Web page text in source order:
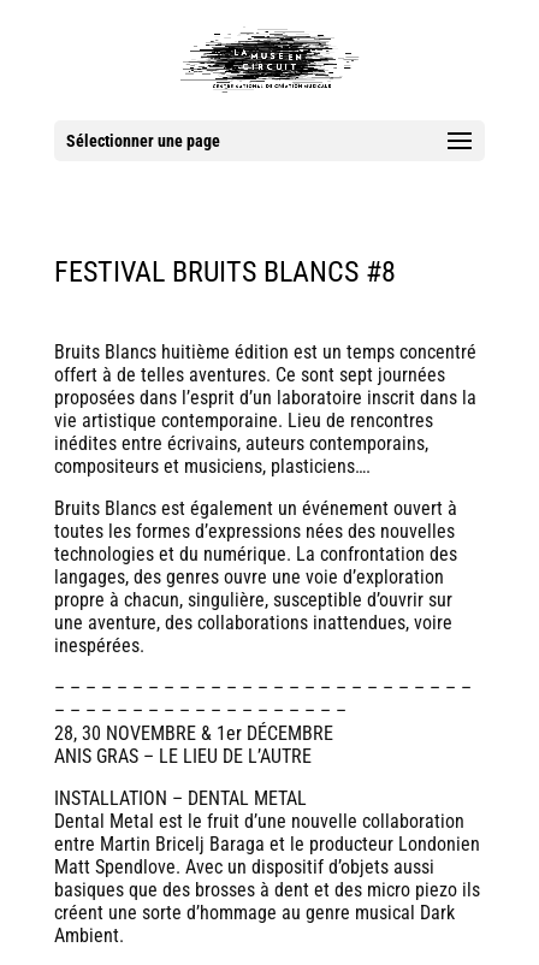
Sélectionner une page
FESTIVAL BRUITS BLANCS #8
Bruits Blancs huitième édition est un temps concentré
offert à de telles aventures. Ce sont sept journées
proposées dans l’esprit d’un laboratoire inscrit dans la
vie artistique contemporaine. Lieu de rencontres
inédites entre écrivains, auteurs contemporains,
compositeurs et musiciens, plasticiens….
Bruits Blancs est également un événement ouvert à
toutes les formes d’expressions nées des nouvelles
technologies et du numérique. La confrontation des
langages, des genres ouvre une voie d’exploration
propre à chacun, singulière, susceptible d’ouvrir sur
une aventure, des collaborations inattendues, voire
inespérées.
– – – – – – – – – – – – – – – – – – – – – – – – – – –
– – – – – – – – – – – – – – – – – – –
28, 30 NOVEMBRE & 1er DÉCEMBRE
ANIS GRAS – LE LIEU DE L’AUTRE
INSTALLATION – DENTAL METAL
Dental Metal est le fruit d’une nouvelle collaboration
entre Martin Bricelj Baraga et le producteur Londonien
Matt Spendlove. Avec un dispositif d’objets aussi
basiques que des brosses à dent et des micro piezo ils
créent une sorte d’hommage au genre musical Dark
Ambient.